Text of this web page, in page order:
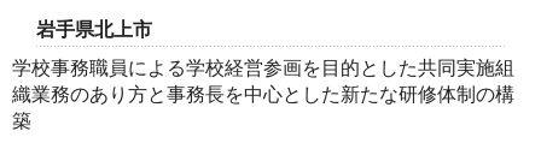
岩手県北上市
学校事務職員による学校経営参画を目的とした共同実施組
織業務のあり方と事務長を中心とした新たな研修体制の構
築